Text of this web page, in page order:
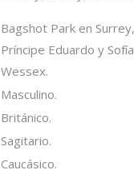
Bagshot Park en
Príncipe Eduardo y
Wessex.
Masculino.
Británico.
Sagitario.
Caucásico.